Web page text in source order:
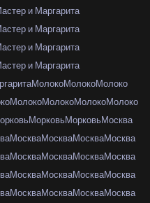
и Маргарита
и Маргарита
и Маргарита
и Маргарита
МолокоМолокоМолоко
МолокоМолокоМолокоМолоко
МорковьМорковьМосква
МоскваМоскваМоскваМосква
МоскваМоскваМоскваМосква
МоскваМоскваМоскваМосква
МоскваМоскваМоскваМосква